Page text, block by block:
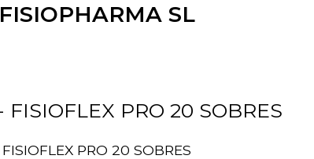
FISIOPHARMA SL
FISIOFLEX PRO 20 SOBRES